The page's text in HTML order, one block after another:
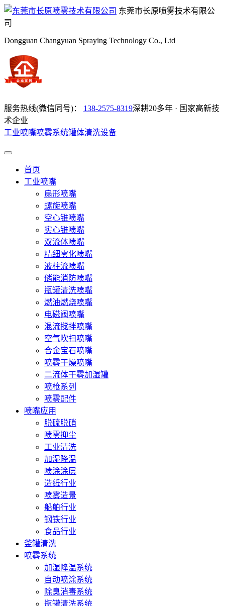
东莞市长原喷雾技术有限公
司
Dongguan Changyuan Spraying Technology Co., Ltd
服务热线(微信同号)： 138-2575-8319深耕20多年 · 国家高新技
术企业
工业喷嘴喷雾系统罐体清洗设备
首页
工业喷嘴
扇形喷嘴
螺旋喷嘴
空心锥喷嘴
实心锥喷嘴
双流体喷嘴
精细雾化喷嘴
液柱流喷嘴
储能消防喷嘴
瓶罐清洗喷嘴
燃油燃烧喷嘴
电磁阀喷嘴
混流搅拌喷嘴
空气吹扫喷嘴
合金宝石喷嘴
喷雾干燥喷嘴
二流体干雾加湿罐
喷枪系列
喷雾配件
喷嘴应用
脱硫脱硝
喷雾抑尘
工业清洗
加湿降温
喷涂涂层
造纸行业
喷雾造景
船舶行业
钢铁行业
食品行业
釜罐清洗
喷雾系统
加湿降温系统
自动喷涂系统
除臭消毒系统
瓶罐清洗系统